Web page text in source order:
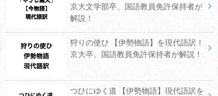
京大文学部卒、国語教員免許保持者が
解説！
狩りの使ひ 【伊勢物語】を現代語訳！
京大卒、国語教員免許保持者が解説！
つひにゆく道 【伊勢物語】現代語訳を